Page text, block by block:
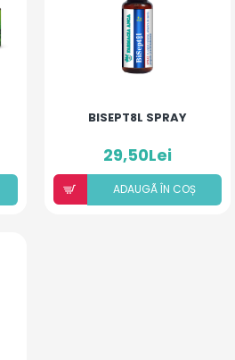
BISEPT8L SPRAY
29,50Lei
ADAUGÃ ÎN COȘ